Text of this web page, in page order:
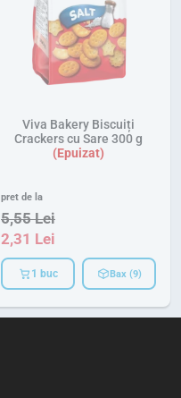
Viva Bakery Biscuiți
Crackers cu Sare 300 g
pret de la
5,55Lei
2,31 Lei
1 buc Bax (9)